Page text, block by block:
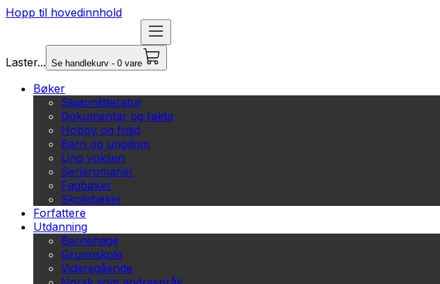
Hopp til hovedinnhold
Laster... Se handlekurv - 0 vare
Bøker
Skjønnlitteratur
Dokumentar og fakta
Hobby og fritid
Barn og ungdom
Ung voksen
Serieromaner
Fagbøker
Skolebøker
Forfattere
Utdanning
Barnehage
Grunnskole
Videregående